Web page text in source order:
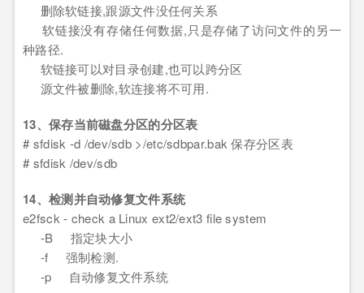
删除软链接,跟源文件没任何关系
软链接没有存储任何数据,只是存储了访问文件的另一
种路径.
软链接可以对目录创建,也可以跨分区
源文件被删除,软连接将不可用.
13、保存当前磁盘分区的分区表
# sfdisk -d /dev/sdb >/etc/sdbpar.bak 保存分区表
# sfdisk /dev/sdb
14、检测并自动修复文件系统
e2fsck - check a Linux ext2/ext3 file system
-B 指定块大小
-f 强制检测.
-p 自动修复文件系统